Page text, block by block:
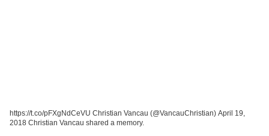
https://t.co/pFXgNdCeVU Christian Vancau (@VancauChristian) April 19,
2018 Christian Vancau shared a memory.